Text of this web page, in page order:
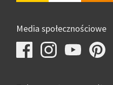
Media społecznościowe